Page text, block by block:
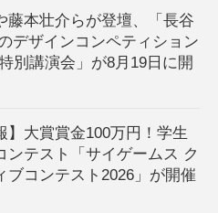
藤本壮介らが登壇、「長谷
デザインコンペティション
別講演会」が8月19日に開
】大賞賞金100万円！学生
ンテスト「サイゲームス ク
ブコンテスト2026」が開催